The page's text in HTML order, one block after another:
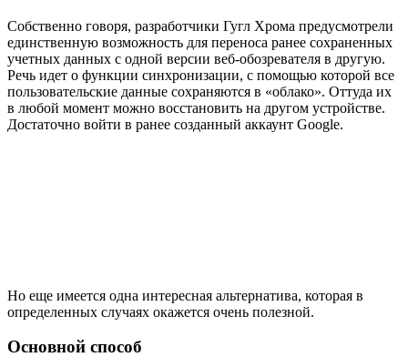
Собственно говоря, разработчики Гугл Хрома предусмотрели
единственную возможность для переноса ранее сохраненных
учетных данных с одной версии веб-обозревателя в другую.
Речь идет о функции синхронизации, с помощью которой все
пользовательские данные сохраняются в «облако». Оттуда их
в любой момент можно восстановить на другом устройстве.
Достаточно войти в ранее созданный аккаунт Google.
Но еще имеется одна интересная альтернатива, которая в
определенных случаях окажется очень полезной.
Основной способ